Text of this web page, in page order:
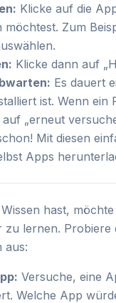
Klicke auf die
möchtest. Zum
Klicke dann auf
Es dauert
ist. Wenn ein
„erneut
Mit diesen
Apps
hast,
zu lernen. Probiere
aus:
Versuche, eine
Welche App